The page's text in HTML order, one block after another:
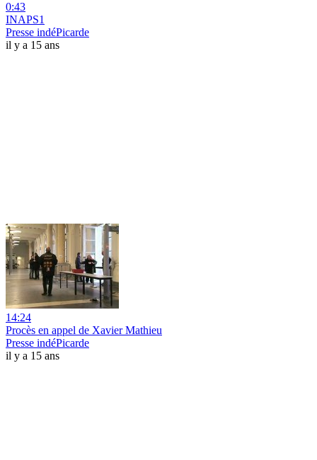
0:43
INAPS1
Presse indéPicarde
il y a 15 ans
14:24
Procès en appel de Xavier Mathieu
Presse indéPicarde
il y a 15 ans